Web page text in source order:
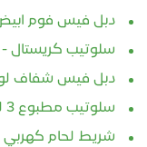
دبل فيس فوم ابيض -
سلوتيب كريستال - 150 يارده
دبل فيس شفاف
سلوتيب مطبوع 3 لون - الوان
شريط لحام كهربي 20 يارده